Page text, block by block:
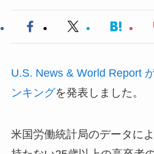
U.S. News & World Report
ンキングを発表しました。
米国労働統計局のデータに